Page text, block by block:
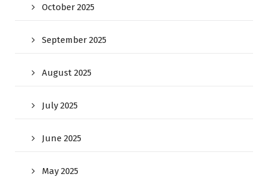
October 2025
September 2025
August 2025
July 2025
June 2025
May 2025